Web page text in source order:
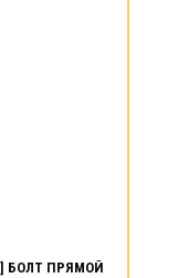
БОЛТ ПРЯМОЙ